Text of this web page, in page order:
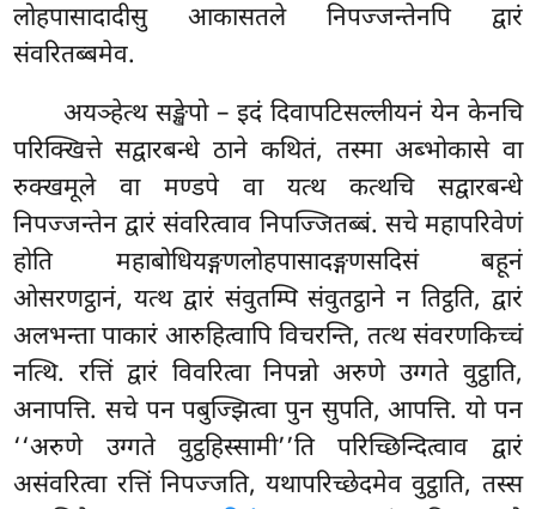
लोहपासादादीसु आकासतले निपज्जन्तेनपि द्वारं
संवरितब्बमेव.
अयञ्हेत्थ सङ्खेपो – इदं दिवापटिसल्लीयनं येन केनचि
परिक्खित्ते सद्वारबन्धे ठाने कथितं, तस्मा अब्भोकासे वा
रुक्खमूले वा मण्डपे वा यत्थ कत्थचि सद्वारबन्धे
निपज्जन्तेन द्वारं संवरित्वाव निपज्जितब्बं. सचे महापरिवेणं
होति महाबोधियङ्गणलोहपासादङ्गणसदिसं बहूनं
ओसरणट्ठानं, यत्थ द्वारं संवुतम्पि संवुतट्ठाने न तिट्ठति, द्वारं
अलभन्ता पाकारं आरुहित्वापि विचरन्ति, तत्थ संवरणकिच्चं
नत्थि. रत्तिं द्वारं विवरित्वा निपन्नो अरुणे उग्गते वुट्ठाति,
अनापत्ति. सचे पन पबुज्झित्वा पुन सुपति, आपत्ति. यो पन
‘‘अरुणे उग्गते वुट्ठहिस्सामी’’ति परिच्छिन्दित्वाव द्वारं
असंवरित्वा रत्तिं निपज्जति, यथापरिच्छेदमेव वुट्ठाति, तस्स